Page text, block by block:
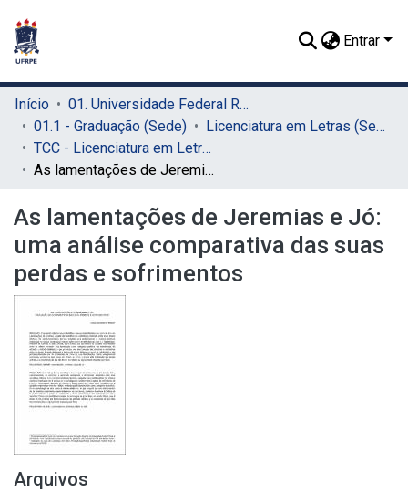
Entrar
Início
01. Universidade Federal Rural de Pernambuco - UFRPE (Sede)
01.1 - Graduação (Sede)
Licenciatura em Letras (Sede)
TCC - Licenciatura em Letras (Sede)
As lamentações de Jeremias e Jó: uma análise comparativa das suas perdas e sofrimentos
As lamentações de Jeremias e Jó:
uma análise comparativa das suas
perdas e sofrimentos
Arquivos